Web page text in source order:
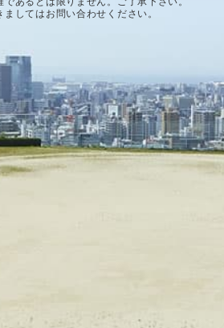
してはお問い合わせください。